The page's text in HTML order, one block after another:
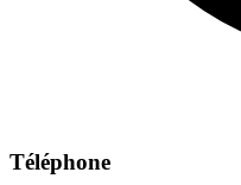
Téléphone